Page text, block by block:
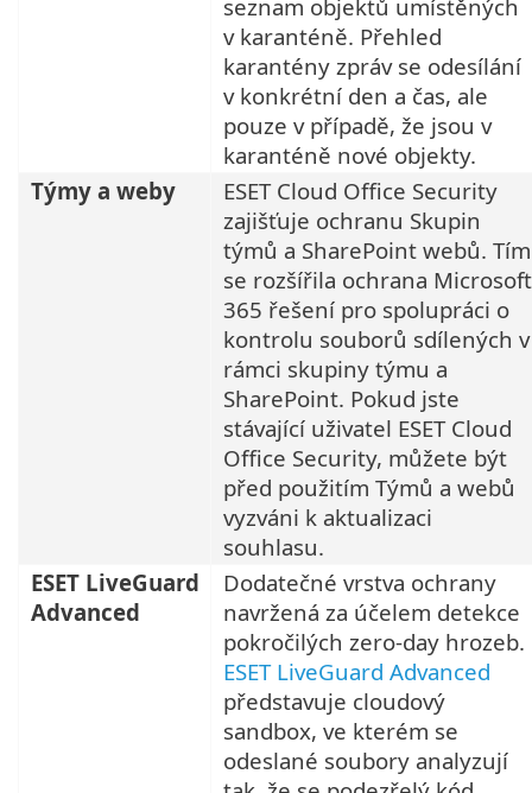
seznam objektů umístěných
v karanténě. Přehled
karantény zpráv se odesílání
v konkrétní den a čas, ale
pouze v případě, že jsou v
karanténě nové objekty.
Týmy a weby
ESET Cloud Office Security
zajišťuje ochranu Skupin
týmů a SharePoint webů. Tím
se rozšířila ochrana Microsoft
365 řešení pro spolupráci o
kontrolu souborů sdílených v
rámci skupiny týmu a
SharePoint. Pokud jste
stávající uživatel ESET Cloud
Office Security, můžete být
před použitím Týmů a webů
vyzváni k aktualizaci
souhlasu.
ESET LiveGuard
Advanced
Dodatečné vrstva ochrany
navržená za účelem detekce
pokročilých zero-day hrozeb.
ESET LiveGuard Advanced
představuje cloudový
sandbox, ve kterém se
odeslané soubory analyzují